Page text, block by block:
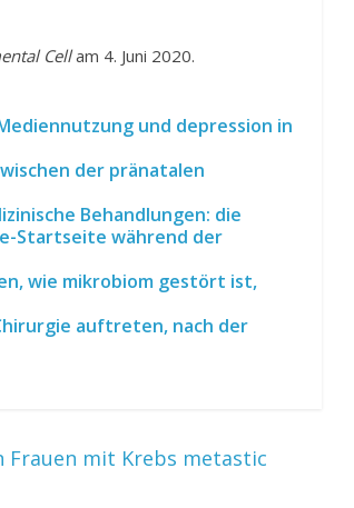
Cellam 4. Juni 2020.
und depression in
der pränatalen
Behandlungen: die
Startseite während der
wie mikrobiom gestört ist,
auftreten, nach der
Frauen mit Krebs metastic